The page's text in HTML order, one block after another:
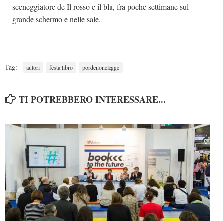
sceneggiatore de Il rosso e il blu, fra poche settimane sul
grande schermo e nelle sale.
Tag: autori festa libro pordenonelegge
TI POTREBBERO INTERESSARE...